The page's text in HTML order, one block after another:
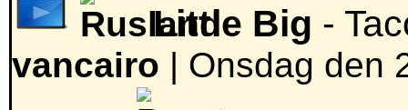
Little Big -
vancairo | Onsdag den